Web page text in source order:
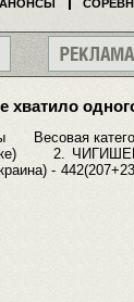
2.
-
АНОНСЫ